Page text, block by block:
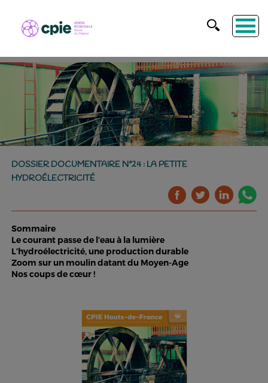
DOSSIER DOCUMENTAIRE N°24 : LA PETITE
HYDROÉLECTRICITÉ
Sommaire
Le courant passe de l’eau à la lumière
L’hydroélectricité, une production durable
Zoom sur un moulin datant du Moyen-Age
Nos coups de cœur !